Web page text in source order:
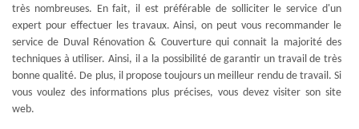
très nombreuses. En fait, il est préférable de solliciter le service d'un
expert pour effectuer les travaux. Ainsi, on peut vous recommander le
service de Duval Rénovation & Couverture qui connait la majorité des
techniques à utiliser. Ainsi, il a la possibilité de garantir un travail de très
bonne qualité. De plus, il propose toujours un meilleur rendu de travail. Si
vous voulez des informations plus précises, vous devez visiter son site
web.